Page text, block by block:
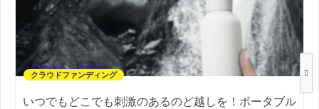
クラウドファンディング
いつでもどこでも刺激のあるのど越しを！ポータブル